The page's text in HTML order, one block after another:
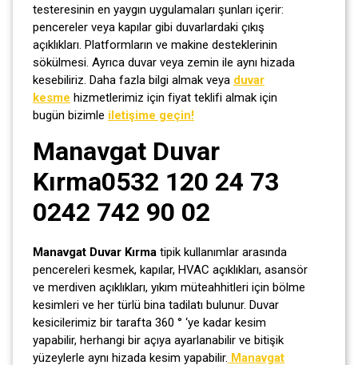
testeresinin en yaygın uygulamaları şunları içerir:
pencereler veya kapılar gibi duvarlardaki çıkış
açıklıkları. Platformların ve makine desteklerinin
sökülmesi. Ayrıca duvar veya zemin ile aynı hizada
kesebiliriz. Daha fazla bilgi almak veya duvar
kesme hizmetlerimiz için fiyat teklifi almak için
bugün bizimle iletişime geçin!
Manavgat Duvar
Kırma0532 120 24 73
0242 742 90 02
Manavgat Duvar Kırma tipik kullanımlar arasında
pencereleri kesmek, kapılar, HVAC açıklıkları, asansör
ve merdiven açıklıkları, yıkım müteahhitleri için bölme
kesimleri ve her türlü bina tadilatı bulunur. Duvar
kesicilerimiz bir tarafta 360 ° ‘ye kadar kesim
yapabilir, herhangi bir açıya ayarlanabilir ve bitişik
yüzeylerle aynı hizada kesim yapabilir. Manavgat